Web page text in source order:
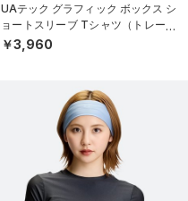
UAテック グラフィック ボックス シ
ョートスリーブ Tシャツ（トレーニ
ング/WOMEN）
￥3,960